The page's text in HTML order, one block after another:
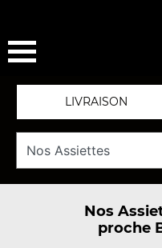
LIVRAISON
Nos
proche